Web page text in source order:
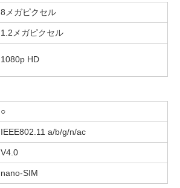
8メガピクセル
1.2メガピクセル
1080p HD
○
IEEE802.11 a/b/g/n/ac
V4.0
nano-SIM